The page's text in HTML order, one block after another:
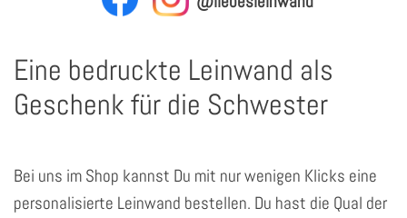
Eine bedruckte Leinwand als
Geschenk für die Schwester
Bei uns im Shop kannst Du mit nur wenigen Klicks eine
personalisierte Leinwand bestellen. Du hast die Qual der